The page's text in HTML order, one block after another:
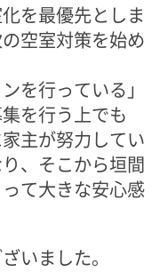
を最優先としま
空室対策を始め
を行っている」
を行う上でも
主が努力してい
、そこから垣間
て大きな安心感
いました。